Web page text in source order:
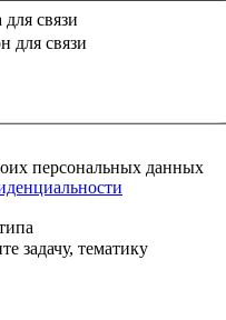
связи
для связи
персональных данных
задачу, тематику